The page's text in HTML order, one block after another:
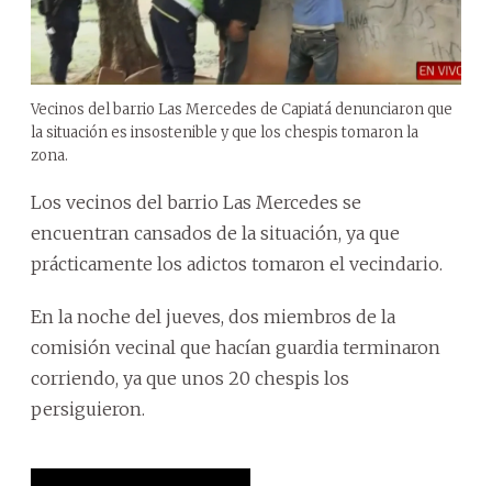
Vecinos del barrio Las Mercedes de Capiatá denunciaron que
la situación es insostenible y que los chespis tomaron la
zona.
Los vecinos del barrio Las Mercedes se
encuentran cansados de la situación, ya que
prácticamente los adictos tomaron el vecindario.
En la noche del jueves, dos miembros de la
comisión vecinal que hacían guardia terminaron
corriendo, ya que unos 20 chespis los
persiguieron.